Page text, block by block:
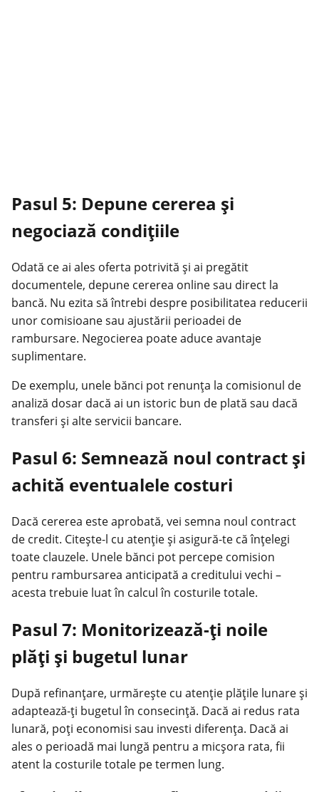
Pasul 5: Depune cererea și
negociază condițiile
Odată ce ai ales oferta potrivită și ai pregătit
documentele, depune cererea online sau direct la
bancă. Nu ezita să întrebi despre posibilitatea reducerii
unor comisioane sau ajustării perioadei de
rambursare. Negocierea poate aduce avantaje
suplimentare.
De exemplu, unele bănci pot renunța la comisionul de
analiză dosar dacă ai un istoric bun de plată sau dacă
transferi și alte servicii bancare.
Pasul 6: Semnează noul contract și
achită eventualele costuri
Dacă cererea este aprobată, vei semna noul contract
de credit. Citește-l cu atenție și asigură-te că înțelegi
toate clauzele. Unele bănci pot percepe comision
pentru rambursarea anticipată a creditului vechi –
acesta trebuie luat în calcul în costurile totale.
Pasul 7: Monitorizează-ți noile
plăți și bugetul lunar
După refinanțare, urmărește cu atenție plățile lunare și
adaptează-ți bugetul în consecință. Dacă ai redus rata
lunară, poți economisi sau investi diferența. Dacă ai
ales o perioadă mai lungă pentru a micșora rata, fii
atent la costurile totale pe termen lung.